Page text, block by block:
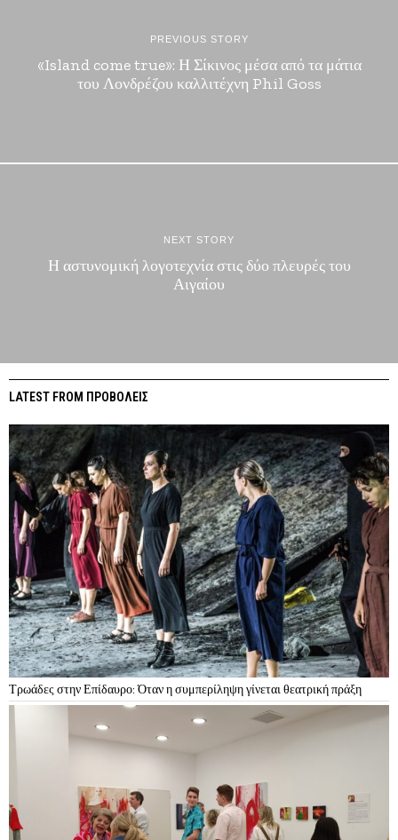
PREVIOUS STORY
«Island come true»: Η Σίκινος μέσα από τα μάτια
του Λονδρέζου καλλιτέχνη Phil Goss
NEXT STORY
Η αστυνομική λογοτεχνία στις δύο πλευρές του
Αιγαίου
LATEST FROM ΠΡΟΒΟΛΕΙΣ
Τρωάδες στην Επίδαυρο: Όταν η συμπερίληψη γίνεται θεατρική πράξη